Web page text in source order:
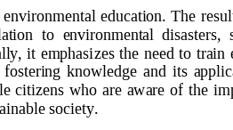
environmental education. The
to environmental disasters,
it emphasizes the need to train
fostering knowledge and its
citizens who are aware of the
society.